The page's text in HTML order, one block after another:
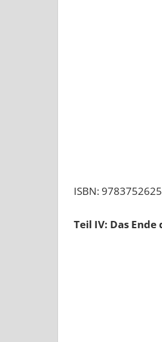
ISBN:
Teil IV: Das